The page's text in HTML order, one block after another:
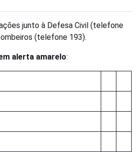
junto à Defesa Civil (telefone
(telefone 193).
alerta amarelo: